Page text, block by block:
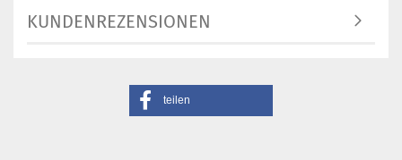
KUNDENREZENSIONEN
teilen